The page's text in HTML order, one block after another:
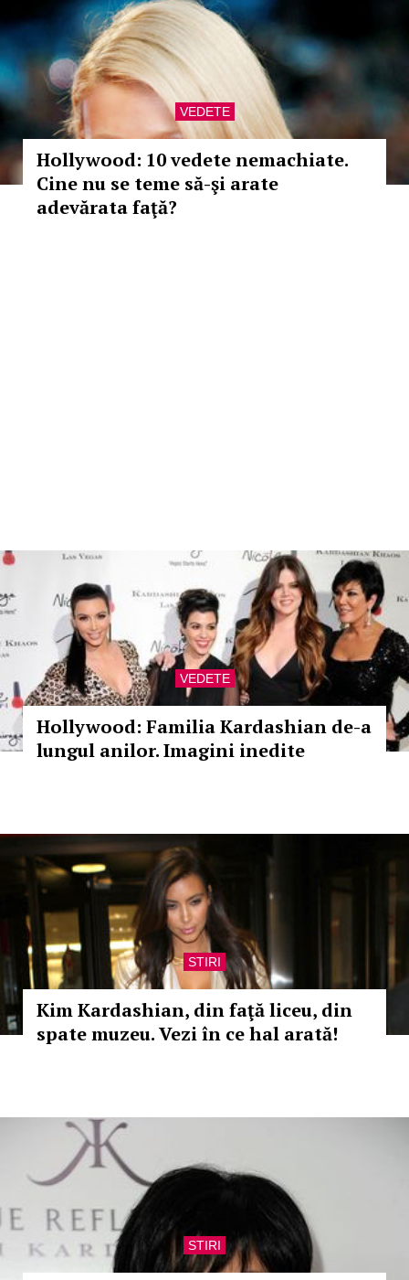
VEDETE
Hollywood: 10 vedete nemachiate.
Cine nu se teme să-şi arate
adevărata faţă?
VEDETE
Hollywood: Familia Kardashian de-a
lungul anilor. Imagini inedite
STIRI
Kim Kardashian, din faţă liceu, din
spate muzeu. Vezi în ce hal arată!
STIRI